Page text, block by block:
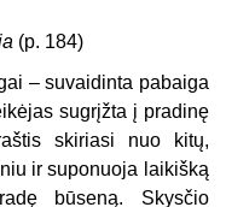
(p. 184)
– suvaidinta pabaiga
sugrįžta į pradinę
skiriasi nuo kitų,
ir suponuoja laikišką
būseną. Skysčio